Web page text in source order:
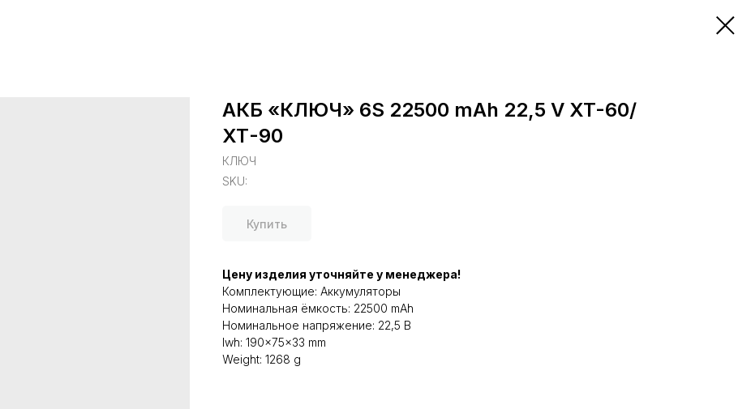
АКБ «КЛЮЧ» 6S 22500 mAh 22,5 V XT-60/
ХТ-90
КЛЮЧ
SKU:
Купить
Цену изделия уточняйте у менеджера!
Комплектующие: Аккумуляторы
Номинальная ёмкость: 22500 mAh
Номинальное напряжение: 22,5 В
lwh: 190x75x33 mm
Weight: 1268 g